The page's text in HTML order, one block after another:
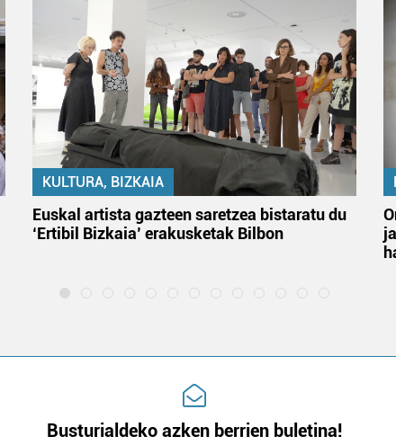
KULTURA, BIZKAIA
Euskal artista gazteen saretzea bistaratu du
‘Ertibil Bizkaia’ erakusketak Bilbon
Busturialdeko azken berrien buletina!